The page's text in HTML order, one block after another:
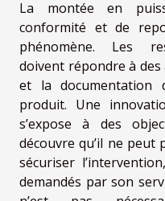
La montée en
conformité et de
phénomène. Les
doivent répondre à
et la documentation
produit. Une
s’expose à des
découvre qu’il ne peut
sécuriser
demandés par son